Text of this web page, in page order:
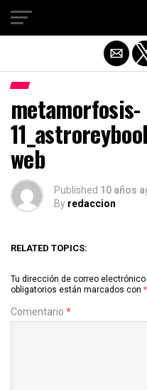
metamorfosis-
web
Published 10 años
By redaccion
RELATED TOPICS:
Tu dirección de correo
obligatorios están marcados con *
Comentario *
Salir de